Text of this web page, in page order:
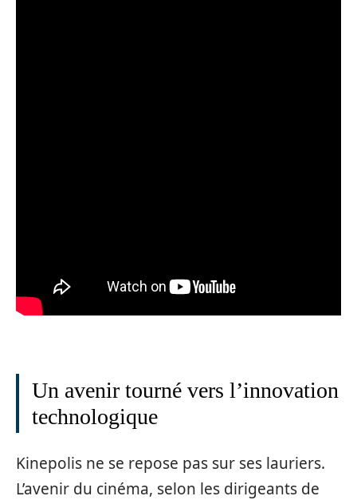
Un avenir tourné vers l’innovation
technologique
Kinepolis ne se repose pas sur ses lauriers.
L’avenir du cinéma, selon les dirigeants de